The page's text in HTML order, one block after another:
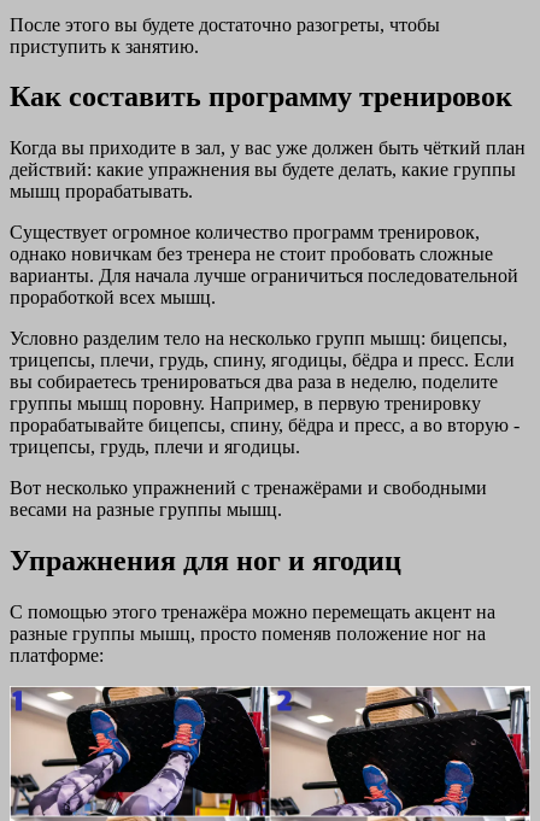
После этого вы будете достаточно разогреты, чтобы
приступить к занятию.
Как составить программу тренировок
Когда вы приходите в зал, у вас уже должен быть чёткий план
действий: какие упражнения вы будете делать, какие группы
мышц прорабатывать.
Существует огромное количество программ тренировок,
однако новичкам без тренера не стоит пробовать сложные
варианты. Для начала лучше ограничиться последовательной
проработкой всех мышц.
Условно разделим тело на несколько групп мышц: бицепсы,
трицепсы, плечи, грудь, спину, ягодицы, бёдра и пресс. Если
вы собираетесь тренироваться два раза в неделю, поделите
группы мышц поровну. Например, в первую тренировку
прорабатывайте бицепсы, спину, бёдра и пресс, а во вторую -
трицепсы, грудь, плечи и ягодицы.
Вот несколько упражнений с тренажёрами и свободными
весами на разные группы мышц.
Упражнения для ног и ягодиц
С помощью этого тренажёра можно перемещать акцент на
разные группы мышц, просто поменяв положение ног на
платформе: